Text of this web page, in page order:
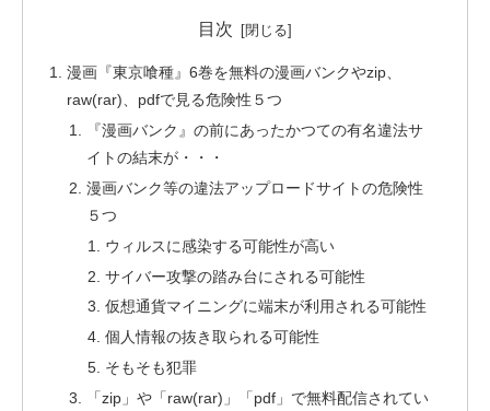
目次
漫画『東京喰種』6巻を無料の漫画バンクやzip、
raw(rar)、pdfで見る危険性５つ
『漫画バンク』の前にあったかつての有名違法サ
イトの結末が・・・
漫画バンク等の違法アップロードサイトの危険性
５つ
ウィルスに感染する可能性が高い
サイバー攻撃の踏み台にされる可能性
仮想通貨マイニングに端末が利用される可能性
個人情報の抜き取られる可能性
そもそも犯罪
「zip」や「raw(rar)」「pdf」で無料配信されてい